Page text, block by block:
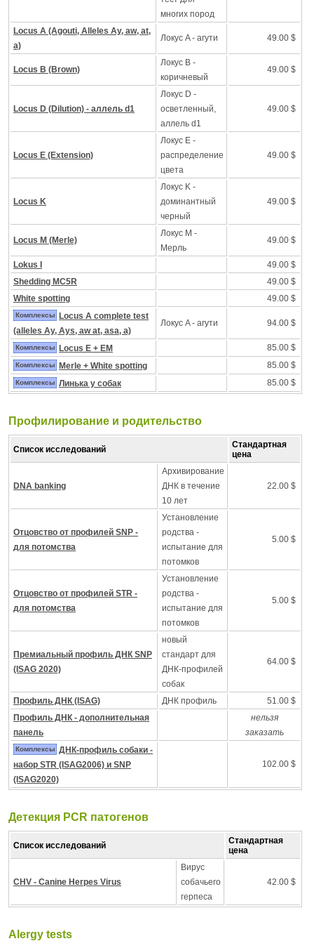
многих пород
Locus A (Agouti, Alleles Ay, aw, at,
a)
Локус A - агути 49.00 $
Locus B (Brown)
Локус B -
коричневый
49.00 $
Locus D (Dilution) - аллель d1
Локус D -
осветленный,
аллель d1
49.00 $
Locus E (Extension)
Локус Е -
распределение
цвета
49.00 $
Locus K
Локус K -
доминантный
черный
49.00 $
Locus M (Merle)
Локус M -
Mерль
49.00 $
Lokus I
49.00 $
Shedding MC5R
49.00 $
White spotting
49.00 $
Комплексы
Locus A complete test
(alleles Ay, Ays, aw at, asa, a)
Локус A - агути 94.00 $
Комплексы Locus E + EM 85.00 $
Комплексы Merle + White spotting 85.00 $
Комплексы Линька у собак 85.00 $
Профилирование и pодительство
Список исследований
Стандартная
цена
DNA banking
Архивирование
ДНК в течение
10 лет
22.00 $
Отцовство от профилей SNP -
для потомства
Установление
родства -
испытание для
потомков
5.00 $
Отцовство от профилей STR -
для потомства
Установление
родства -
испытание для
потомков
5.00 $
Премиальный профиль ДНК SNP
(ISAG 2020)
новый
стандарт для
ДНК-профилей
собак
64.00 $
Профиль ДНК (ISAG) ДНК профиль
51.00 $
Профиль ДНК - дополнительная
панель
нельзя
заказать
Комплексы ДНК-профиль собаки -
набор STR (ISAG2006) и SNP
(ISAG2020)
102.00 $
Детекция PCR патогенов
Список исследований
Стандартная
цена
CHV - Canine Herpes Virus
Вирус
собачьего
герпеса
42.00 $
Alergy tests